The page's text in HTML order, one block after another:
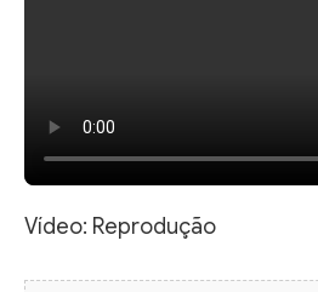
Vídeo: Reprodução